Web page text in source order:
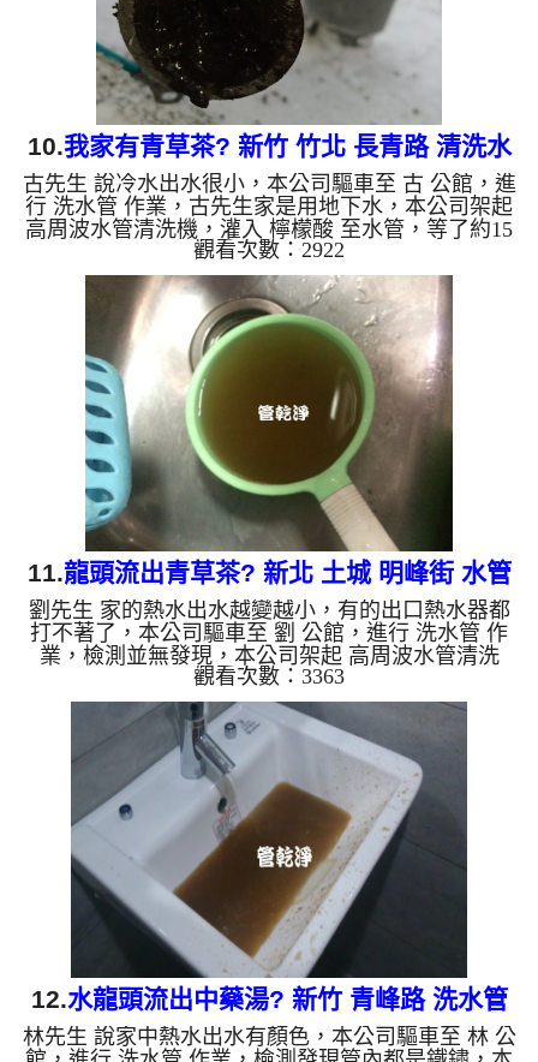
10.我家有青草茶? 新竹 竹北 長青路 清洗水
管
古先生 說冷水出水很小，本公司驅車至 古 公館，進
行 洗水管 作業，古先生家是用地下水，本公司架起
高周波水管清洗機，灌入 檸檬酸 至水管，等了約15
分，開啟 水管清洗機 ，啟動 螺旋波 模式，一洗水管
就流出黑水，髒水源源不絕，看起來就像青草茶，過
程常常賭塞，六個多小時後，出水變乾淨出水量恢復
了。 如是自來水，如水管老化，會產生鐵鏽跟泥沙
堆積，洗出來的水就會是咖啡色，地下水含有氧化
錳，管壁上會結成黑色管垢，洗出來的水會跟石油一
樣黑，有些洗出綠色的水，是因為裡面有銅的物質，
生鏽產生銅綠，如是...
觀看次數：2922
11.龍頭流出青草茶? 新北 土城 明峰街 水管
清洗
劉先生 家的熱水出水越變越小，有的出口熱水器都
打不著了，本公司驅車至 劉 公館，進行 洗水管 作
業，檢測並無發現，本公司架起 高周波水管清洗
機，灌入 檸檬酸 至水管，等了約15分，開啟 水管清
洗機 ，啟動 螺旋波 模式，剛洗水管就噴出髒水，劈
哩啪啦流不停，看起來跟青草茶一樣，如影片，兩個
多小時後，水變乾淨出水量恢復了。 如是自來水，
如水管老化，會產生鐵鏽跟泥沙堆積，洗出來的水就
會是咖啡色，地下水含有氧化錳，管壁上會結成黑色
管垢，洗出來的水會跟石油一樣黑，有些洗出綠色的
水，是因為裡面有銅的物...
觀看次數：3363
12.水龍頭流出中藥湯? 新竹 青峰路 洗水管
林先生 說家中熱水出水有顏色，本公司驅車至 林 公